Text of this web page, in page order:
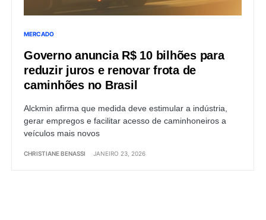
MERCADO
Governo anuncia R$ 10 bilhões para
reduzir juros e renovar frota de
caminhões no Brasil
Alckmin afirma que medida deve estimular a indústria,
gerar empregos e facilitar acesso de caminhoneiros a
veículos mais novos
CHRISTIANE BENASSI JANEIRO 23, 2026